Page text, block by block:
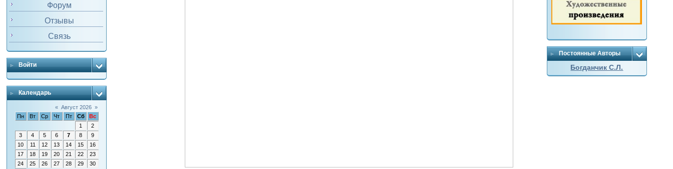
Форум
Отзывы
Связь
Войти
Календарь
« Август 2026 »
Пн
Вт Ср Чт Пт Сб
Вс
1
2
3
4 5 6 7 8
9
10
11 12 13 14 15
16
17
18 19 20 21 22
23
24
25 26 27 28 29
30
Постоянные Авторы
Богданчик С.Л.